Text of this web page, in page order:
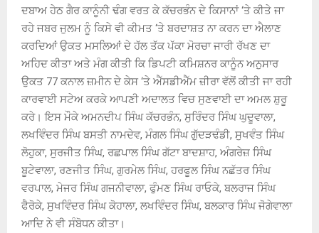
ਦਬਾਅ ਹੇਠ ਗੈਰ ਕਾਨੂੰਨੀ ਢੰਗ ਵਰਤ ਕੇ ਕੱਚਰਭੰਨ ਦੇ ਕਿਸਾਨਾਂ ‘ਤੇ ਕੀਤੇ ਜਾ
ਰਹੇ ਜਬਰ ਜੁਲਮ ਨੂੰ ਕਿਸੇ ਵੀ ਕੀਮਤ ‘ਤੇ ਬਰਦਾਸ਼ਤ ਨਾ ਕਰਨ ਦਾ ਐਲਾਣ
ਕਰਦਿਆਂ ਉਕਤ ਮਸਲਿਆਂ ਦੇ ਹੱਲ ਤੱਕ ਪੱਕਾ ਮੋਰਚਾ ਜਾਰੀ ਰੱਖਣ ਦਾ
ਅਹਿਦ ਕੀਤਾ ਅਤੇ ਮੰਗ ਕੀਤੀ ਕਿ ਡਿਪਟੀ ਕਮਿਸ਼ਨਰ ਕਾਨੂੰਨ ਅਨੁਸਾਰ
ਉਕਤ 77 ਕਨਾਲ ਜ਼ਮੀਨ ਦੇ ਕੇਸ ‘ਤੇ ਐੱਸਡੀਐੱਮ ਜ਼ੀਰਾ ਵੱਲੋਂ ਕੀਤੀ ਜਾ ਰਹੀ
ਕਾਰਵਾਈ ਸਟੇਅ ਕਰਕੇ ਆਪਣੀ ਅਦਾਲਤ ਵਿਚ ਸੁਣਵਾਈ ਦਾ ਅਮਲ ਸ਼ੁਰੂ
ਕਰੇ। ਇਸ ਮੌਕੇ ਅਮਨਦੀਪ ਸਿੰਘ ਕੱਚਰਭੰਨ, ਸੁਰਿੰਦਰ ਸਿੰਘ ਘੁਦੂਵਾਲਾ,
ਲਖਵਿੰਦਰ ਸਿੰਘ ਬਸਤੀ ਨਾਮਦੇਵ, ਮੰਗਲ ਸਿੰਘ ਗੁੱਦੜਢੰਡੀ, ਸੁਖਵੰਤ ਸਿੰਘ
ਲੋਹੁਕਾ, ਸੁਰਜੀਤ ਸਿੰਘ, ਰਛਪਾਲ ਸਿੰਘ ਗੱਟਾ ਬਾਦਸ਼ਾਹ, ਅੰਗਰੇਜ਼ ਸਿੰਘ
ਬੂਟੇਵਾਲਾ, ਰਣਜੀਤ ਸਿੰਘ, ਗੁਰਮੇਲ ਸਿੰਘ, ਹਰਫੂਲ ਸਿੰਘ ਨਛੱਤਰ ਸਿੰਘ
ਵਰਪਾਲ, ਮੇਜਰ ਸਿੰਘ ਗਜਨੀਵਾਲਾ, ਫੁੰਮਣ ਸਿੰਘ ਰਾਓਕੇ, ਬਲਰਾਜ ਸਿੰਘ
ਫੈਰੋਕੇ, ਸੁਖਵਿੰਦਰ ਸਿੰਘ ਕੋਹਾਲਾ, ਲਖਵਿੰਦਰ ਸਿੰਘ, ਬਲਕਾਰ ਸਿੰਘ ਜੋਗੇਵਾਲਾ
ਆਦਿ ਨੇ ਵੀ ਸੰਬੋਧਨ ਕੀਤਾ।